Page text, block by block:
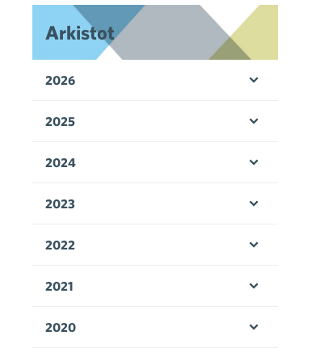
Arkistot
2026
2025
2024
2023
2022
2021
2020